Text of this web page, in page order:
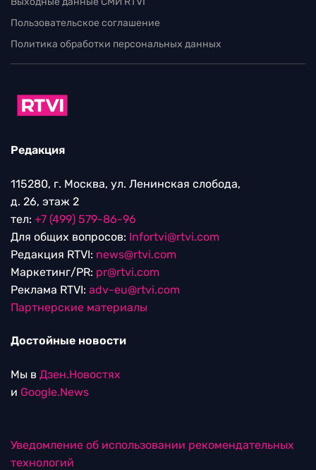
Пользовательское соглашение
Политика обработки персональных данных
Редакция
115280, г. Москва, ул. Ленинская слобода,
д. 26, этаж 2
тел: +7 (499) 579-86-96
Для общих вопросов: Infortvi@rtvi.com
Редакция RTVI: news@rtvi.com
Маркетинг/PR: pr@rtvi.com
Реклама RTVI: adv-eu@rtvi.com
Партнерские материалы
Достойные новости
Мы в Дзен.Новостях
и Google.News
Уведомление об использовании рекомендательных
технологий